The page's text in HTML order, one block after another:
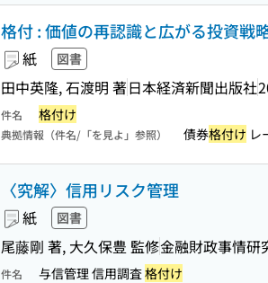
格付 : 価値の再認識と広がる投資戦
紙 図書
田中英隆, 石渡明 著日本経済新聞出版社
件名 格付け
典拠情報（件名/「を見よ」参照） 債券格付け レ
〈究解〉信用リスク管理
紙 図書
尾藤剛 著, 大久保豊 監修金融財政事情研
件名 与信管理 信用調査格付け